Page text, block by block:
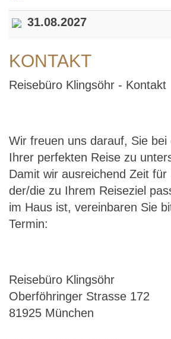
31.08.2027
KONTAKT
Reisebüro Klingsöhr - Kontakt
Wir freuen uns darauf, Sie bei
Ihrer perfekten Reise zu
Damit wir ausreichend Zeit für
der/die zu Ihrem Reiseziel
im Haus ist, vereinbaren Sie
Termin:
Reisebüro Klingsöhr
Oberföhringer Strasse 172
81925 München